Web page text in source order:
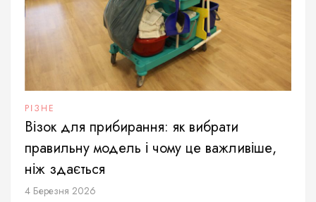
РІЗНЕ
Візок для прибирання: як вибрати
правильну модель і чому це важливіше,
ніж здається
4 Березня 2026